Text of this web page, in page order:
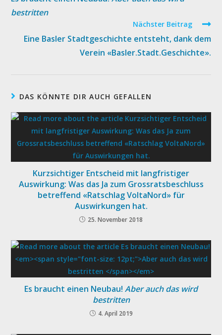
ansehen
bestritten
Nächster Beitrag
Eine Basler Stadtgeschichte entsteht, dank dem
Verein «Basler.Stadt.Geschichte».
DAS KÖNNTE DIR AUCH GEFALLEN
Kurzsichtiger Entscheid mit langfristiger
Auswirkung: Was das Ja zum Grossratsbeschluss
betreffend «Ratschlag VoltaNord» für
Auswirkungen hat.
25. November 2018
Es braucht einen Neubau! Aber auch das wird
bestritten
4. April 2019